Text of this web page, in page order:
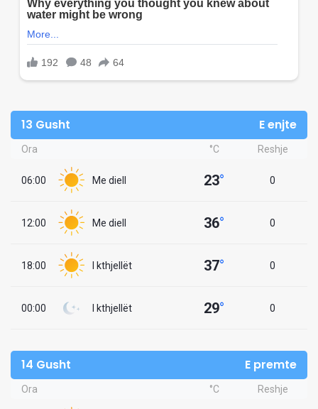
13 Gusht E enjte
Ora °C Reshje
06:00 Me diell 23° 0
12:00 Me diell 36° 0
18:00 I kthjellët 37° 0
00:00 I kthjellët 29° 0
14 Gusht E premte
Ora °C Reshje